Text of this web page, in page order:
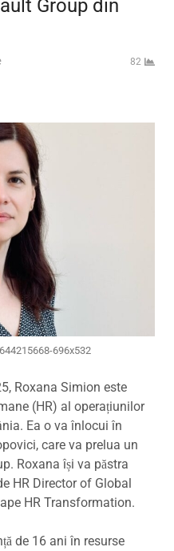
Group din
82
696x532
Roxana Simion este
(HR) al operațiunilor
Ea o va înlocui în
care va prelua un
Roxana își va păstra
HR Director of Global
HR Transformation.
de 16 ani în resurse